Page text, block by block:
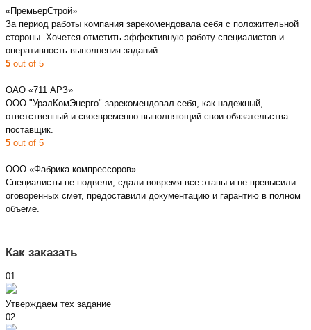
«ПремьерСтрой»
За период работы компания зарекомендовала себя с положительной
стороны. Хочется отметить эффективную работу специалистов и
оперативность выполнения заданий.
5 out of 5
ОАО «711 АРЗ»
ООО "УралКомЭнерго" зарекомендовал себя, как надежный,
ответственный и своевременно выполняющий свои обязательства
поставщик.
5 out of 5
ООО «Фабрика компрессоров»
Специалисты не подвели, сдали вовремя все этапы и не превысили
оговоренных смет, предоставили документацию и гарантию в полном
объеме.
Как заказать
01
Утверждаем тех задание
02